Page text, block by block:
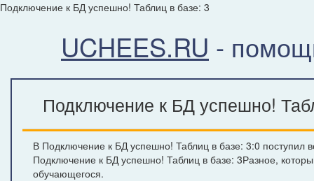
Подключение к БД успешно! Таблиц в базе: 3
UCHEES.RU -
Подключение к БД успешно!
В Подключение к БД успешно! Таблиц в базе: 3:0 поступил
Подключение к БД успешно! Таблиц в базе: 3Разное,
обучающегося.